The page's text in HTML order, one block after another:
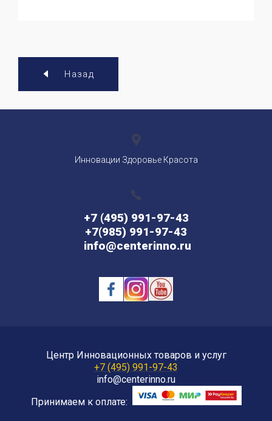
Назад
Инновации Здоровье Красота
+7 (495) 991-97-43
+7(985) 991-97-43
info@centerinno.ru
Центр Инновационных товаров и услуг
+7 (495) 991-97-43
info@centerinno.ru
Принимаем к оплате: